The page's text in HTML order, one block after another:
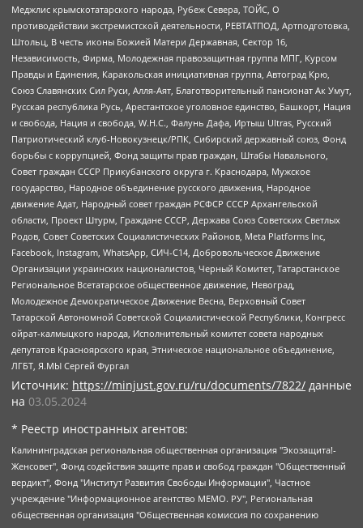
Меджлис крымскотатарского народа, Рубеж Севера, ТОЙС, О
противодействии экстремистской деятельности, РЕВТАТПОД, Артподготовка,
Штольц, В честь иконы Божией Матери Державная, Сектор 16,
Независимость, Фирма, Молодежная правозащитная группа МПГ, Курсом
Правды и Единения, Каракольская инициативная группа, Автоград Крю,
Союз Славянских Сил Руси, Алля-Аят, Благотворительный пансионат Ак Умут,
Русская республика Русь, Арестантское уголовное единство, Башкорт, Нация
и свобода, Нация и свобода, W.H.С., Фалунь Дафа, Иртыш Ultras, Русский
Патриотический клуб-Новокузнецк/РПК, Сибирский державный союз, Фонд
борьбы с коррупцией, Фонд защиты прав граждан, Штабы Навального,
Совет граждан СССР Прикубанского округа г. Краснодара, Мужское
государство, Народное объединение русского движения, Народное
движение Адат, Народный совет граждан РСФСР СССР Архангельской
области, Проект Штурм, Граждане СССР, Держава Союз Советских Светлых
Родов, Совет Советских Социалистических Районов, Meta Platforms Inc,
Facebook, Instagram, WhatsApp, СИЧ-С14, Добровольческое Движение
Организации украинских националистов, Черный Комитет, Татарстанское
Региональное Всетатарское общественное движение, Невоград,
Молодежное Демократическое Движение Весна, Верховный Совет
Татарской Автономной Советской Социалистической Республики, Конгресс
ойрат-калмыцкого народа, Исполнительный комитет совета народных
депутатов Красноярского края, Этническое национальное объединение,
ЛГБТ, Я.МЫ Сергей Фургал
Источник: https://minjust.gov.ru/ru/documents/7822/ данные
на 03.05.2024
* Реестр иностранных агентов:
Калининградская региональная общественная организация "Экозащита!-Женсовет", Фонд содействия защите прав и свобод граждан "Общественный вердикт", Фонд "Институт Развития Свободы Информации", Частное учреждение "Информационное агентство МЕМО. РУ", Региональная общественная организация "Общественная комиссия по сохранению наследия академика Сахарова", Фонд поддержки свободы прессы, Санкт-Петербургская общественная правозащитная организация "Гражданский контроль", Межрегиональная общественная организация "Информационно-просветительский центр "Мемориал", Региональный Фонд "Центр Защиты Прав Средств Массовой Информации", с 05.12.2023 Фонд "Центр Защиты Прав Средств массовой информации", Региональная общественная благотворительная организация помощи беженцам и мигрантам "Гражданское содействие", Негосударственное образовательное учреждение дополнительного профессионального образования (повышение квалификации) специалистов "АКАДЕМИЯ ПО ПРАВАМ ЧЕЛОВЕКА", Свердловская региональная общественная организация "Сутяжник", Автономная некоммерческая организация "Центр независимых социологических исследований", Союз общественных объединений "Российский исследовательский центр по правам человека", Региональное общественное учреждение научно-информационный центр "МЕМОРИАЛ", Некоммерческая организация "Фонд защиты гласности", Автономная некоммерческая организация "Институт прав человека", Городская общественная организация "Екатеринбургское общество "МЕМОРИАЛ", Городская общественная организация "Рязанское историко-просветительское и правозащитное общество "Мемориал" (Рязанский Мемориал), Челябинский региональный орган общественной самодеятельности – женское общественное объединение "Женщины Евразии", Челябинский региональный орган общественной самодеятельности "Уральская правозащитная группа", Фонд содействия защите здоровья и социальной справедливости имени Андрея Рылькова, Автономная Некоммерческая Организация "Аналитический Центр Юрия Левады", Автономная некоммерческая организация социальной поддержки населения "Проект Апрель", Региональная общественная организация помощи женщинам и детям, находящимся в кризисной ситуации "Информационно-методический центр "Анна", Фонд содействия развитию массовых коммуникаций и правовому просвещению "Так-так-Так", Фонд содействия устойчивому развитию "Серебряная тайга", Свердловский региональный общественный фонд социальных проектов "Новое время", "Idel.Реалии", Кавказ.Реалии, Крым.Реалии, Телеканал Настоящее Время, Татаро-башкирская служба Радио Свобода (Azatliq Radiosi), Радио Свободная Европа/Радио Свобода (PCE/PC), "Сибирь.Реалии", "Фактограф", Благотворительный фонд помощи осужденным и их семьям, Автономная некоммерческая организация "Институт глобализации и социальных движений", Фонд "В защиту прав заключенных", Частное учреждение "Центр поддержки и содействия развитию средств массовой информации", Пензенский региональный общественный благотворительный фонд "Гражданский союз", "Север.Реалии", Некоммерческая организация Фонд "Правовая инициатива", Общество с ограниченной ответственностью "Радио Свободная Европа/Радио Свобода", Чешское информационное агентство "MEDIUM-ORIENT", Красноярская региональная общественная организация "Мы против СПИДа", Камалягин Денис Николаевич, Маркелов Сергей Евгеньевич, Пономарев Лев Александрович, Савицкая Людмила Алексеевна, Автономная некоммерческая организация "Центр по работе с проблемой насилия "НАСИЛИЮ.НЕТ", Межрегиональный профессиональный союз работников здравоохранения "Альянс врачей", Юридическое лицо, зарегистрированное в Латвийской Республике, SIA "Medusa Project" (регистрационный номер 40103797863, дата регистрации 10.06.2014), Некоммерческая организация "Фонд по борьбе с коррупцией", Автономная некоммерческая организация "Институт права и публичной политики", Баданин Роман Сергеевич, Гликин Максим Александрович, Железнова Мария Михайловна, Лукьянова Юлия Сергеевна, Маетная Елизавета Витальевна, Маняхин Петр Борисович, Чуракова Ольга Владимировна, Ярош Юлия Петровна, Юридическое лицо "The Insider SIA", зарегистрированное в Риге, Латвийская Республика (дата регистрации 26.06.2015), являющееся администратором доменного имени интернет-издания "The Insider SIA", https://theins.ru, Постернак Алексей Евгеньевич, Рубин Михаил Аркадьевич, Анин Роман Александрович, Юридическое лицо Istories fonds, зарегистрированное в Латвийской Республике (регистрационный номер 50008295751, дата регистрации 24.02.2020), Великовский Дмитрий Александрович, Долинина Ирина Николаевна, Мароховская Алеся Алексеевна, Шлейнов Роман Юрьевич, Шмагун Олеся Валентиновна, Общество с ограниченной ответственностью "Альтаир 2021", Общество с ограниченной ответственностью "Вега 2021", Общество с ограниченной ответственностью "Главный редактор 2021", Общество с ограниченной ответственностью "Ромашки монолит", Важенков Артем Валерьевич, Ивановская областная общественная организация "Центр гендерных исследований", Гурман Юрий Альбертович, Медиапроект "ОВД-Инфо", Егоров Владимир Владимирович, Жилинский Владимир Александрович, Общество с ограниченной ответственностью "ЗП", Иванова София Юрьевна, Карезина Инна Павловна, Кильтау Екатерина Викторовна, Петров Алексей Викторович, Пискунов Сергей Евгеньевич, Смирнов Сергей Сергеевич, Тихонов Михаил Сергеевич, Общество с ограниченной ответственностью "ЖУРНАЛИСТ-ИНОСТРАННЫЙ АГЕНТ", Арапова Галина Юрьевна, Вольтская Татьяна Анатольевна, Американская компания "Mason G.E.S. Anonymous Foundation" (США), являющаяся владельцем интернет-издания https://mnews.world/, Компания "Stichting Bellingcat", зарегистрированная в Нидерландах (дата регистрации 11.07.2018), Захаров Андрей Вячеславович, Клепиковская Екатерина Дмитриевна, Общество с ограниченной ответственностью "МЕМО", Перл Роман Александрович, Симонов Евгений Алексеевич, Соловьева Елена Анатольевна, Сотников Даниил Владимирович, Сурначева Елизавета Дмитриевна, Автономная некоммерческая организация по защите прав человека и информированию населения "Якутия – Наше Мнение", Общество с ограниченной ответственностью "Москоу диджитал медиа", с 26.01.2023 Общество с ограниченной ответственностью "Чайка Белые сады", Ветошкина Валерия Валерьевна, Заговора Максим Александрович, Межрегиональное общественное движение "Российская ЛГБТ - сеть", Оленичев Максим Владимирович, Павлов Иван Юрьевич, Скворцова Елена Сергеевна, Общество с ограниченной ответственностью "Как бы инагент", Кочетков Игорь Викторович, Общество с ограниченной ответственностью "Честные выборы", Еланчик Олег Александрович, Общество с ограниченной ответственностью "Нобелевский призыв", Гималова Регина Эмилевна, Григорьев Андрей Валерьевич, Григорьева Алина Александровна, Ассоциация по содействию защите прав призывников, альтернативнослужащих и военнослужащих "Правозащитная группа "Гражданин.Армия.Право", Хисамова Регина Фаритовна, Автономная некоммерческая организация по реализации социально-правовых программ "Лилит", Дальневосточное общественное движение "Маяк", Санкт-Петербургская ЛГБТ-инициативная группа "Выход", Инициативная группа ЛГБТ+ "Реверс", Алексеев Андрей Викторович, Бекбулатова Таисия Львовна, Беляев Иван Михайлович, Владыкина Елена Сергеевна, Гельман Марат Александрович, Никульшина Вероника Юрьевна, Толоконникова Надежда Андреевна, Шендерович Виктор Анатольевич, Общество с ограниченной ответственностью "Данное сообщение", Общество с ограниченной ответственностью Издательский дом "Новая глава", Айнбиндер Александра Александровна, Московский комьюнити-центр для ЛГБТ+инициатив, Благотворительный фонд развития филантропии, Deutsche Welle (Германия, Kurt-Schumacher-Strasse 3, 53113 Bonn), Борзунова Мария Михайловна, Воробьев Виктор Викторович, Голубева Анна Львовна, Константинова Алла Михайловна, Малкова Ирина Владимировна, Мурадов Мурад Абдулгалимович, Осетинская Елизавета Николаевна, Понасенков Евгений Николаевич, Ганапольский Матвей Юрьевич, Киселев Евгений Алексеевич, Борухович Ирина Григорьевна, Дремин Иван Тимофеевич, Дубровский Дмитрий Викторович, Красноярская региональная общественная организация поддержки и развития альтернативных образовательных технологий и межкультурных коммуникаций "ИНТЕРРА", Маяковская Екатерина Алексеевна, Фейгин Марк Захарович, Филимонов Андрей Викторович, Дзугкоева Регина Николаевна, Доброхотов Роман Александрович, Дудь Юрий Александрович, Елкин Сергей Владимирович, Кругликов Кирилл Игоревич, Сабунаева Мария Леонидовна, Семенов Алексей Владимирович, Шаинян Карен Багратович, Шульман Екатерина Михайловна, Асафьев Артур Валерьевич, Вахштайн Виктор Семенович, Венедиктов Алексей Алексеевич, Лушникова Екатерина Евгеньевна, Волков Леонид Михайлович, Невзоров Александр Глебович, Пархоменко Сергей Борисович, Сироткин Ярослав Николаевич, Кара-Мурза Владимир Владимирович, Баранова Наталья Владимировна, Гозман Леонид Яковлевич, Кагарлицкий Борис Юльевич, Климарев Михаил Валерьевич, Милов Владимир Станиславович, Автономная некоммерческая организация Краснодарский центр современного искусства "Типография", Моргенштерн Алишер Тагирович, Соболь Любовь Эдуардовна, Общество с ограниченной ответственностью "ЛИЗА НОРМ", Каспаров Гарри Кимович, Ходорковский Михаил Борисович, Общество с ограниченной ответственностью "Апрельские тезисы", Данилович Ирина Брониславовна, Кашин Олег Владимирович, Петров Николай Владимирович, Пивоваров Алексей Владимирович, Соколов Михаил Владимирович, Цветкова Юлия Владимировна, Чичваркин Евгений Александрович, Комитет против пыток/Команда против пыток, Общество с ограниченной ответственностью "Первый научный", Общество с ограниченной ответственностью "Вертолет и ко", Белоцерковская Вероника Борисовна, Кац Максим Евгеньевич, Лазарева Татьяна Юрьевна, Шаведдинов Руслан Табризович, Яшин Илья Валерьевич, Общество с ограниченной ответственностью "Иноагент ААВ", Алешковский Дмитрий Петрович, Альбац Евгения Марковна, Быков Дмитрий Львович, Галямина Юлия Евгеньевна, Лойко Сергей Леонидович, Мартынов Кирилл Константинович, Медведев Сергей Александрович, Крашенинников Федор Геннадиевич, Гордеева Катерина Вл